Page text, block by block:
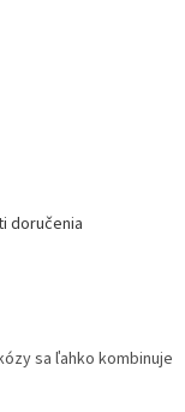
doručenia
sa ľahko kombinuje